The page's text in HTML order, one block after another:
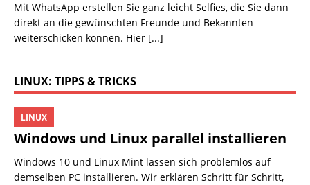
Mit WhatsApp erstellen Sie ganz leicht Selfies, die Sie dann
direkt an die gewünschten Freunde und Bekannten
weiterschicken können. Hier [...]
LINUX: TIPPS & TRICKS
Windows und Linux parallel installieren
LINUX
Windows 10 und Linux Mint lassen sich problemlos auf
demselben PC installieren. Wir erklären Schritt für Schritt,